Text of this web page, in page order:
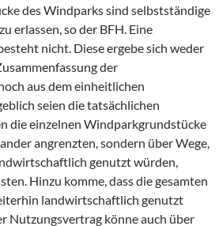
des Windparks sind selbstständige
erlassen, so der BFH. Eine
nicht. Diese ergebe sich weder
der
aus dem einheitlichen
seien die tatsächlichen
die einzelnen Windparkgrundstücke
angrenzten, sondern über Wege,
genutzt würden,
Hinzu komme, dass die gesamten
landwirtschaftlich genutzt
Nutzungsvertrag könne auch über